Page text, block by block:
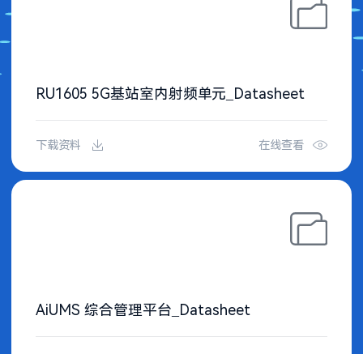
RU1605 5G基站室内射频单元_Datasheet
下载资料 在线查看
AiUMS 综合管理平台_Datasheet